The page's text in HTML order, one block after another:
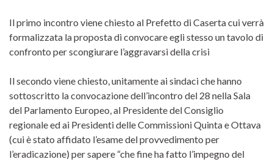
Il primo incontro viene chiesto al Prefetto di Caserta cui verrà
formalizzata la proposta di convocare egli stesso un tavolo di
confronto per scongiurare l’aggravarsi della crisi
Il secondo viene chiesto, unitamente ai sindaci che hanno
sottoscritto la convocazione dell’incontro del 28 nella Sala
del Parlamento Europeo, al Presidente del Consiglio
regionale ed ai Presidenti delle Commissioni Quinta e Ottava
(cui è stato affidato l’esame del provvedimento per
l’eradicazione) per sapere “che fine ha fatto l’impegno del